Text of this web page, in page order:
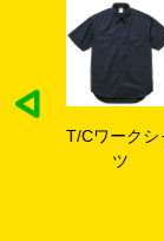
T/Cワークシ
ツ